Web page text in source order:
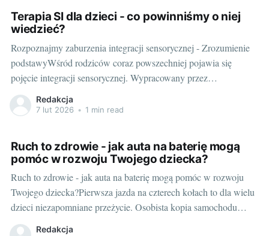
Terapia SI dla dzieci - co powinniśmy o niej
wiedzieć?
Rozpoznajmy zaburzenia integracji sensorycznej - Zrozumienie
podstawyWśród rodziców coraz powszechniej pojawia się
pojęcie integracji sensorycznej. Wypracowany przez
amerykańską terapeutkę A. Jean Ayres termin oznacza proces,
który pozwala naszemu organizmowi prawidłowo reagować na
Najprościej mówiąc, nasz
Redakcja
7 lut 2026 • 1 min read
Ruch to zdrowie - jak auta na baterię mogą
pomóc w rozwoju Twojego dziecka?
Ruch to zdrowie - jak auta na baterię mogą pomóc w rozwoju
Twojego dziecka?Pierwsza jazda na czterech kołach to dla wielu
dzieci niezapomniane przeżycie. Osobista kopia samochodu
rodziców czy ulubionej postaci z bajki to marzenie niejednego
Redakcja